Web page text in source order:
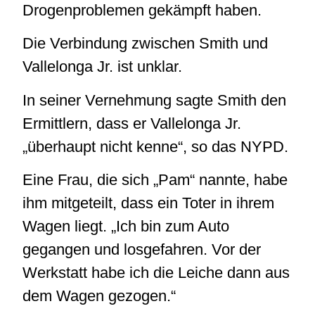
Drogenproblemen gekämpft haben.
Die Verbindung zwischen Smith und
Vallelonga Jr. ist unklar.
In seiner Vernehmung sagte Smith den
Ermittlern, dass er Vallelonga Jr.
„überhaupt nicht kenne“, so das NYPD.
Eine Frau, die sich „Pam“ nannte, habe
ihm mitgeteilt, dass ein Toter in ihrem
Wagen liegt. „Ich bin zum Auto
gegangen und losgefahren. Vor der
Werkstatt habe ich die Leiche dann aus
dem Wagen gezogen.“